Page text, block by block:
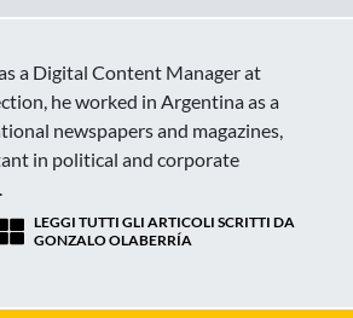
a Digital Content Manager at
he worked in Argentina as a
newspapers and magazines,
in political and corporate
LEGGI TUTTI GLI ARTICOLI SCRITTI DA
GONZALO OLABERRÍA